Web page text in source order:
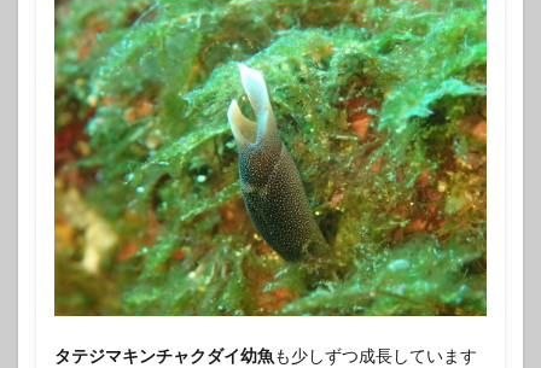
タテジマキンチャクダイ幼魚も少しずつ成長しています